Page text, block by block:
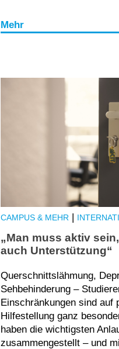
Mehr
CAMPUS & MEHR |
„Man muss aktiv
auch Unterstützung“
Querschnittslähmung,
Sehbehinderung –
Einschränkungen sind auf
Hilfestellung ganz
haben die wichtigsten
zusammengestellt – und